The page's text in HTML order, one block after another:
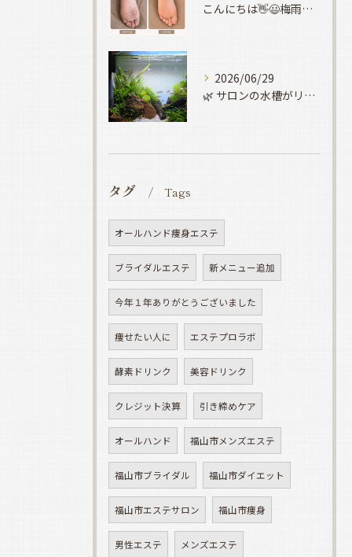
こんにちは👋😃梅雨も明けたのでこれから夏本番がやって来ますね...
2026/06/29
🌿 サロンの水槽がリニューアルしました 🌿
タグ Tags
オールハンド痩身エステ
ブライダルエステ 新メニュー追加
今年１年ありがとうございました
痩せたい人に エステプロラボ
酵素ドリンク 美容ドリンク
クレジット決算 引き締めケア
オールハンド 福山市メンズエステ
福山市ブライダル 福山市ダイエット
福山市エステサロン 福山市痩身
男性エステ メンズエステ